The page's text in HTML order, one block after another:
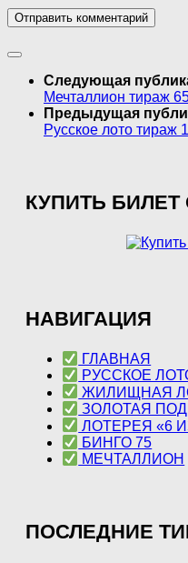
Следующая
Мечталлион тираж
Предыдущая
Русское лото тираж
КУПИТЬ
НАВИГАЦИЯ
ГЛАВНАЯ
РУССКОЕ
ЖИЛИЩНАЯ
ЗОЛОТАЯ
ЛОТЕРЕЯ «6
БИНГО 75
МЕЧТАЛЛИОН
ПОСЛЕДНИЕ